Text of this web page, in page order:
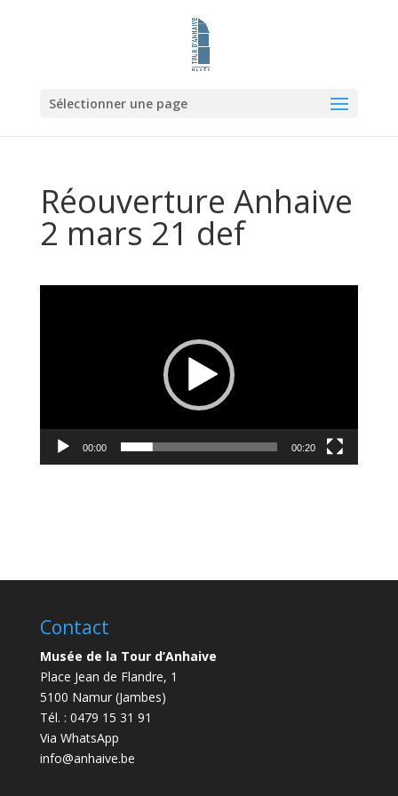
Sélectionner une page
Réouverture Anhaive
2 mars 21 def
00:00 00:20
Contact
Musée de la Tour d’Anhaive
Place Jean de Flandre, 1
5100 Namur (Jambes)
Tél. : 0479 15 31 91
Via WhatsApp
info@anhaive.be